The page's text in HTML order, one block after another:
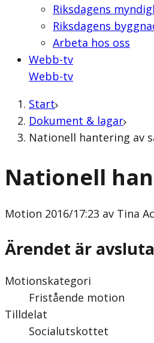
Riksdagens
Riksdagens
Arbeta hos oss
Webb-tv
Webb-tv
Start
Dokument & lagar
Nationell hantering av
Nationell
Motion 2016/17:23 av Tina
Ärendet är
Motionskategori
Fristående motion
Tilldelat
Socialutskottet